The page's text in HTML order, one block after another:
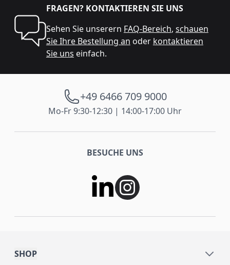
FRAGEN? KONTAKTIEREN SIE UNS
Sehen Sie unserern FAQ-Bereich, schauen
Sie Ihre Bestellung an oder kontaktieren
Sie uns einfach.
+49 6466 709 9000
Mo-Fr 9:30-12:30 | 14:00-17:00 Uhr
BESUCHE UNS
SHOP